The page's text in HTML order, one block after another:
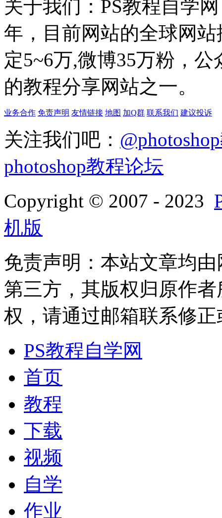
关于我们：PS教程自学
年，目前网站的全球网
定5~6万,微博35万粉，
的教程分享网站之一。
业务合作 免责声明 友情链接 地图 加Q群 联系我们 建议投诉
关注我们吧：
photoshop教程论坛
Copyright © 2007 - 2023
机版
免责声明：本站文章均
第三方，其版权归原作
权，请通过邮箱联系修正
PS教程自学网
首页
教程
下载
视频
自学
作业